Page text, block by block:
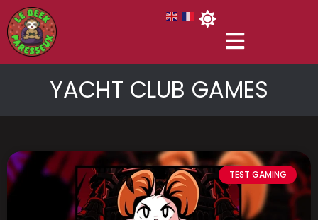
YACHT CLUB GAMES
TEST GAMING